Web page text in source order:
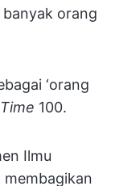
orang
‘orang
Time 100.
Ilmu